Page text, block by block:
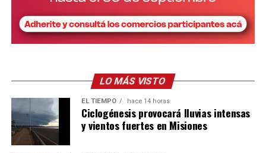
LO MÁS VISTO
EL TIEMPO hace 14 horas
Ciclogénesis provocará lluvias intensas
y vientos fuertes en Misiones